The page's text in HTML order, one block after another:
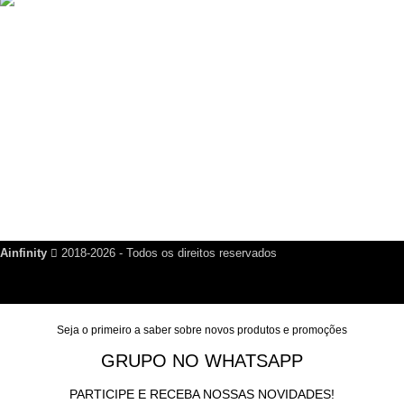
Ainfinity 2018-2026 - Todos os direitos reservados
Seja o primeiro a saber sobre novos produtos e promoções
GRUPO NO WHATSAPP
PARTICIPE E RECEBA NOSSAS NOVIDADES!